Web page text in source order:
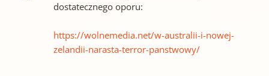
dostatecznego oporu:
https://wolnemedia.net/w-australii-i-nowej-
zelandii-narasta-terror-panstwowy/